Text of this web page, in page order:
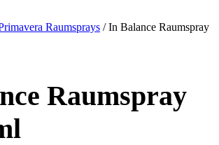
Raumsprays / In Balance Raumspray
Raumspray